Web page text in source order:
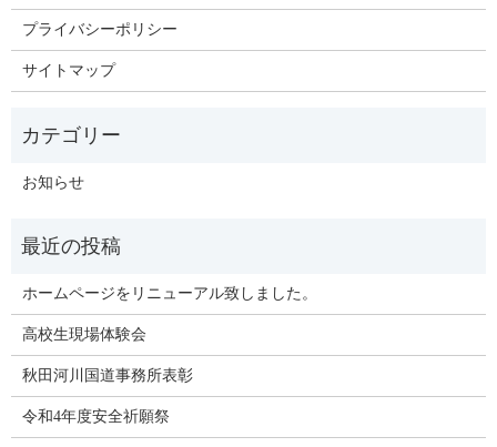
プライバシーポリシー
サイトマップ
お知らせ
ホームページをリニューアル致しました。
高校生現場体験会
秋田河川国道事務所表彰
令和4年度安全祈願祭